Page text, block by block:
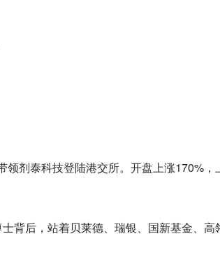
剂泰科技登陆港交所。开盘上涨170%，
背后，站着贝莱德、瑞银、国新基金、高